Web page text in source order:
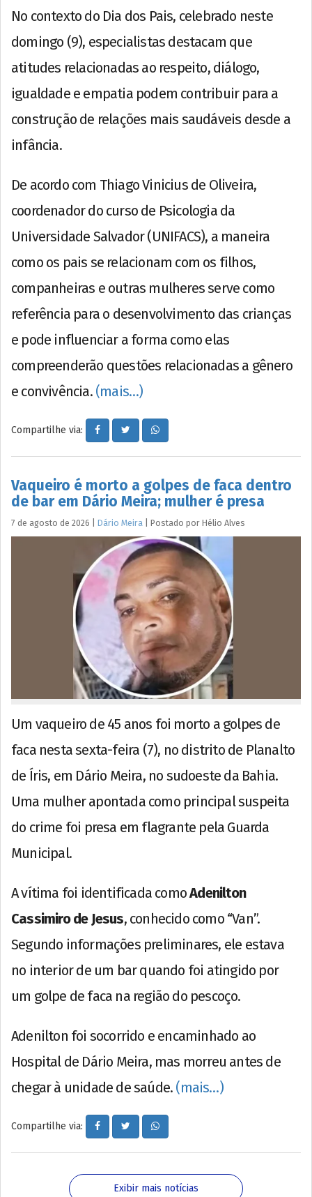
No contexto do Dia dos Pais, celebrado neste
domingo (9), especialistas destacam que
atitudes relacionadas ao respeito, diálogo,
igualdade e empatia podem contribuir para a
construção de relações mais saudáveis desde a
infância.
De acordo com Thiago Vinicius de Oliveira,
coordenador do curso de Psicologia da
Universidade Salvador (UNIFACS), a maneira
como os pais se relacionam com os filhos,
companheiras e outras mulheres serve como
referência para o desenvolvimento das crianças
e pode influenciar a forma como elas
compreenderão questões relacionadas a gênero
e convivência. (mais…)
Compartilhe via:
Vaqueiro é morto a golpes de faca dentro
de bar em Dário Meira; mulher é presa
7 de agosto de 2026 Dário Meira Postado por Hélio Alves
Um vaqueiro de 45 anos foi morto a golpes de
faca nesta sexta-feira (7), no distrito de Planalto
de Íris, em Dário Meira, no sudoeste da Bahia.
Uma mulher apontada como principal suspeita
do crime foi presa em flagrante pela Guarda
Municipal.
A vítima foi identificada comoAdenilton
Cassimiro de Jesus, conhecido como “Van”.
Segundo informações preliminares, ele estava
no interior de um bar quando foi atingido por
um golpe de faca na região do pescoço.
Adenilton foi socorrido e encaminhado ao
Hospital de Dário Meira, mas morreu antes de
chegar à unidade de saúde. (mais…)
Compartilhe via:
Exibir mais notícias